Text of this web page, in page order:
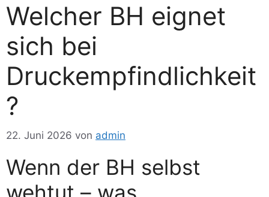
Welcher BH eignet
sich bei
Druckempfindlichkeit
?
22. Juni 2026 von admin
Wenn der BH selbst
wehtut – was